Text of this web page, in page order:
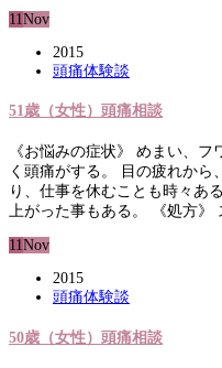
11 Nov
2015
頭痛体験談
51歳（女性）頭痛相談
《お悩みの症状》 めまい、
く頭痛がする。 目の疲れから
り、仕事を休むことも時々あ
上がった事もある。 《処方》
11Nov
2015
頭痛体験談
50歳（女性）頭痛相談